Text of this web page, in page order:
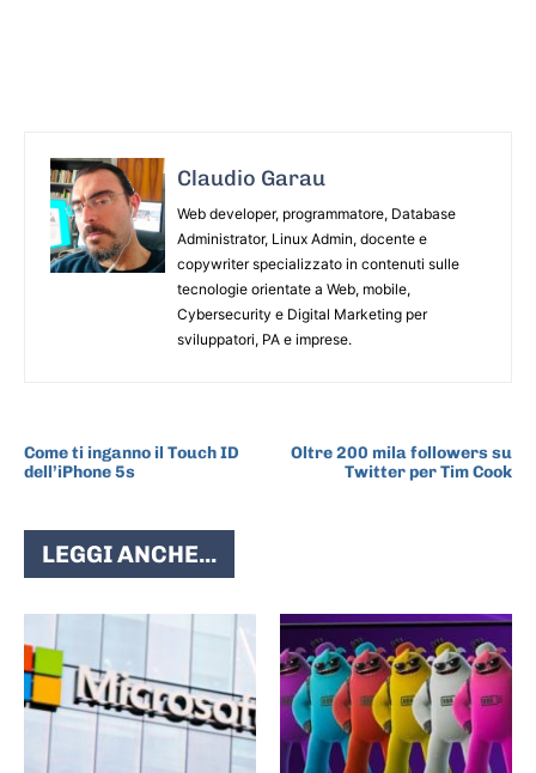
Claudio Garau
Web developer, programmatore, Database
Administrator, Linux Admin, docente e
copywriter specializzato in contenuti sulle
tecnologie orientate a Web, mobile,
Cybersecurity e Digital Marketing per
sviluppatori, PA e imprese.
Come ti inganno il Touch ID
dell’iPhone 5s
Oltre 200 mila followers su
Twitter per Tim Cook
LEGGI ANCHE...